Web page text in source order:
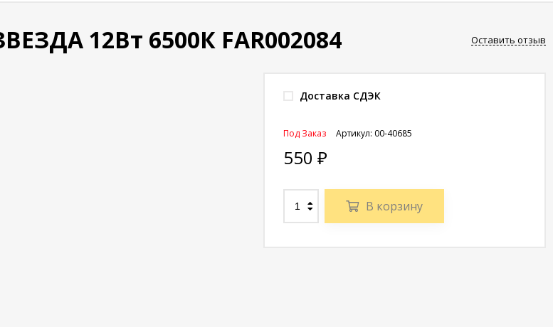
12Вт 6500К FAR002084 Оставить отзыв
Доставка СДЭК
Артикул: 00-40685
Под Заказ
550 ₽
В корзину